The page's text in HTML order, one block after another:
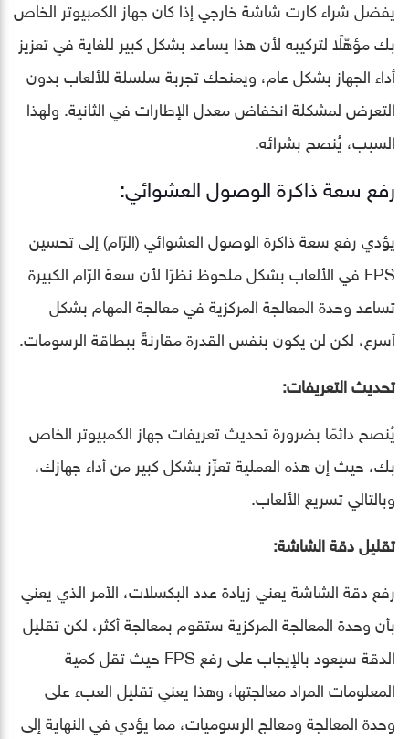
يفضل شراء كارت شاشة خارجي إذا كان جهاز الكمبيوتر الخاص
بك مؤهّلًا لتركيبه لأن هذا يساعد بشكل كبير للغاية في تعزيز
أداء الجهاز بشكل عام، ويمنحك تجربة سلسلة للألعاب بدون
التعرض لمشكلة انخفاض معدل الإطارات في الثانية. ولهذا
السبب، يُنصح بشرائه.
رفع سعة ذاكرة الوصول العشوائي:
يؤدي رفع سعة ذاكرة الوصول العشوائي (الرّام) إلى تحسين
FPS في الألعاب بشكل ملحوظ نظرًا لأن سعة الرّام الكبيرة
تساعد وحدة المعالجة المركزية في معالجة المهام بشكل
أسرع، لكن لن يكون بنفس القدرة مقارنةً ببطاقة الرسومات.
تحديث التعريفات:
يُنصح دائمًا بضرورة تحديث تعريفات جهاز الكمبيوتر الخاص
بك، حيث إن هذه العملية تعزّز بشكل كبير من أداء جهازك،
وبالتالي تسريع الألعاب.
تقليل دقة الشاشة:
رفع دقة الشاشة يعني زيادة عدد البكسلات، الأمر الذي يعني
بأن وحدة المعالجة المركزية ستقوم بمعالجة أكثر، لكن تقليل
الدقة سيعود بالإيجاب على رفع FPS حيث تقل كمية
المعلومات المراد معالجتها، وهذا يعني تقليل العبء على
وحدة المعالجة ومعالج الرسوميات، مما يؤدي في النهاية إلى